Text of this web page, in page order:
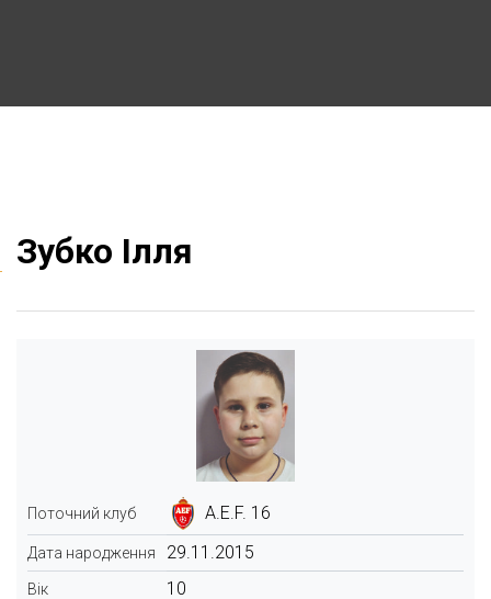
Зубко Ілля
Поточний клуб A.E.F. 16
Дата народження 29.11.2015
Вік 10